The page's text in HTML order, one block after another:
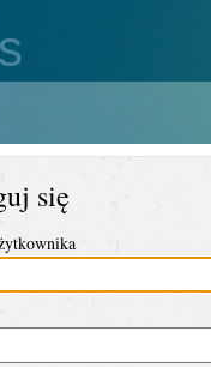
się